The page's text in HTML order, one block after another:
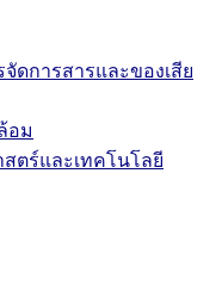
ดการสารและของเสีย
อม
ตร์และเทคโนโลยี